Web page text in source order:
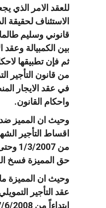
للعقد الامر الذي
الاستئناف لحقيقة
قانوني وسليم
بين الكمبيالة وعقد
من قانون التأجير
في عقد الايجار
واحكام القانون.
وحيث ان المميز
اقساط التأجير
حق المميزة فسخ
وحيث ان المميزة
عقد التأجير